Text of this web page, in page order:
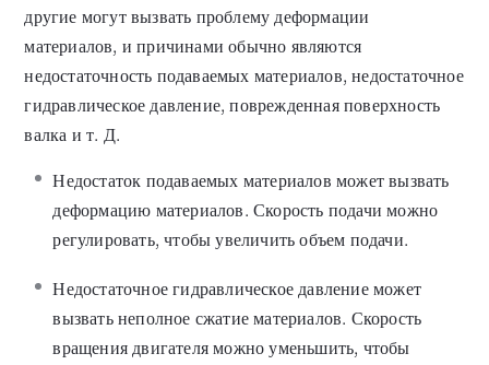
другие могут вызвать проблему деформации
материалов, и причинами обычно являются
недостаточность подаваемых материалов, недостаточное
гидравлическое давление, поврежденная поверхность
валка и т. Д.
Недостаток подаваемых материалов может вызвать
деформацию материалов. Скорость подачи можно
регулировать, чтобы увеличить объем подачи.
Недостаточное гидравлическое давление может
вызвать неполное сжатие материалов. Скорость
вращения двигателя можно уменьшить, чтобы